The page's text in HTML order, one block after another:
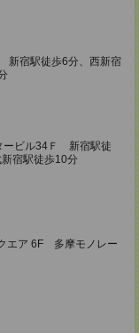
新宿駅徒歩6分、西新宿
ービル34Ｆ 新宿駅徒
宿駅徒歩10分
エア 6F 多摩モノレー